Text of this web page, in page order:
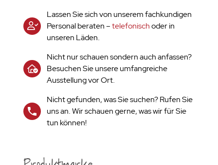
Lassen Sie sich von unserem fachkundigen
Personal beraten –telefonischoder in
unseren Läden.
Nicht nur schauen sondern auch anfassen?
Besuchen Sie unsere umfangreiche
Ausstellung vor Ort.
Nicht gefunden, was Sie suchen? Rufen Sie
uns an. Wir schauen gerne, was wir für Sie
tun können!